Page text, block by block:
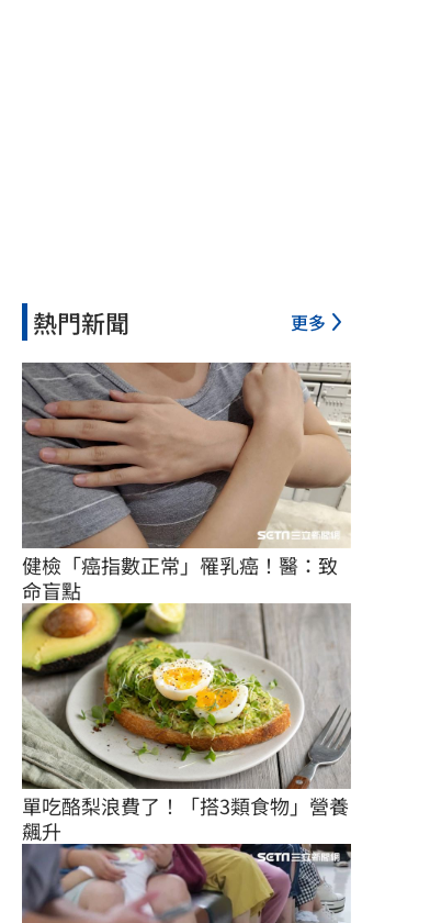
熱門新聞 更多
健檢「癌指數正常」罹乳癌！醫：致
命盲點
單吃酪梨浪費了！「搭3類食物」營養
飆升